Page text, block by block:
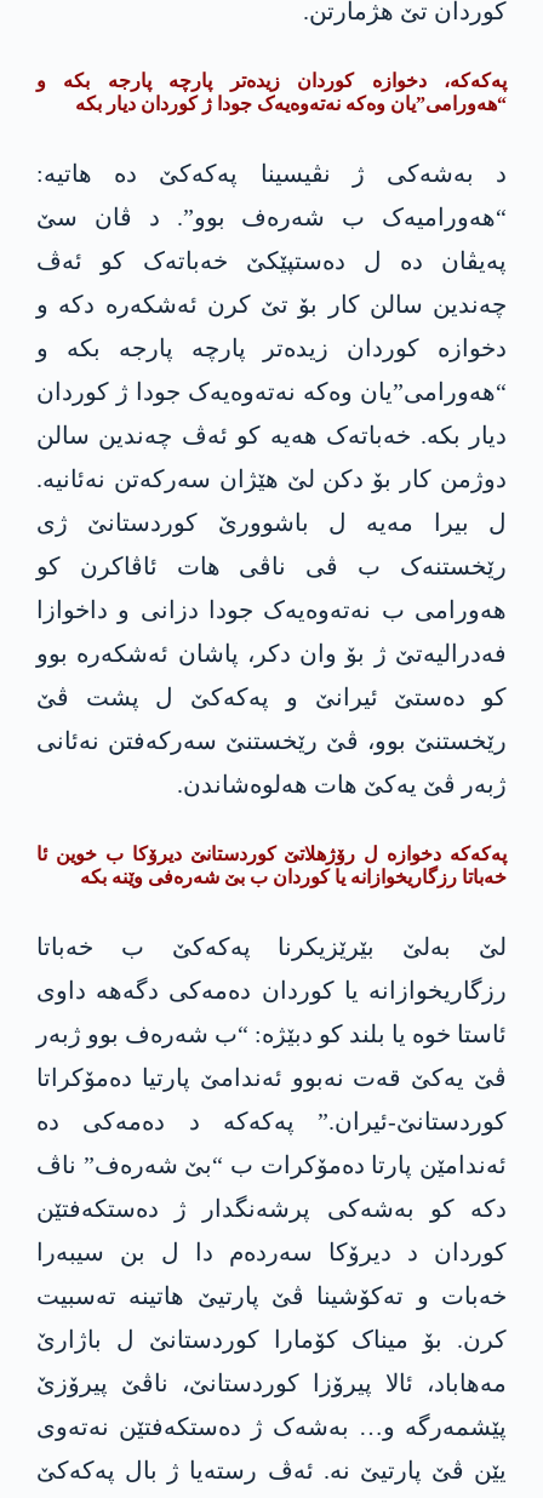
کوردان تێ هژمارتن.
پەکەکە، دخوازە کوردان زیدەتر پارچە پارجە بکە و
“هەورامی”یان وەکە نەتەوەیەک جودا ژ کوردان دیار بکە
د بەشەکی ژ نڤیسینا پەکەکێ دە هاتیە:
“هەورامیەک ب شەرەف بوو”. د ڤان سێ
پەیڤان دە ل دەستپێکێ خەباتەک کو ئەڤ
چەندین سالن کار بۆ تێ کرن ئەشکەرە دکە و
دخوازە کوردان زیدەتر پارچە پارجە بکە و
“هەورامی”یان وەکە نەتەوەیەک جودا ژ کوردان
دیار بکە. خەباتەک هەیە کو ئەڤ چەندین سالن
دوژمن کار بۆ دکن لێ هێژان سەرکەتن نەئانیە.
ل بیرا مەیە ل باشوورێ کوردستانێ ژی
رێخستنەک ب ڤی ناڤی هات ئاڤاکرن کو
هەورامی ب نەتەوەیەک جودا دزانی و داخوازا
فەدرالیەتێ ژ بۆ وان دکر، پاشان ئەشکەرە بوو
کو دەستێ ئیرانێ و پەکەکێ ل پشت ڤێ
رێخستنێ بوو، ڤێ رێخستنێ سەرکەفتن نەئانی
ژبەر ڤێ یەکێ هات هەلوەشاندن.
پەکەکە دخوازە ل رۆژهلاتێ کوردستانێ دیرۆکا ب خوین ئا
خەباتا رزگاریخوازانە یا کوردان ب بێ شەرەفی وێنە بکە
لێ بەلێ بێرێزیکرنا پەکەکێ ب خەباتا
رزگاریخوازانە یا کوردان دەمەکی دگەهە داوی
ئاستا خوە یا بلند کو دبێژە: “ب شەرەف بوو ژبەر
ڤێ یەکێ قەت نەبوو ئەندامێ پارتیا دەمۆکراتا
کوردستانێ-ئیران.” پەکەکە د دەمەکی دە
ئەندامێن پارتا دەمۆکرات ب “بێ شەرەف” ناڤ
دکە کو بەشەکی پرشەنگدار ژ دەستکەفتێن
کوردان د دیرۆکا سەردەم دا ل بن سیبەرا
خەبات و تەکۆشینا ڤێ پارتیێ هاتینە تەسبیت
کرن. بۆ میناک کۆمارا کوردستانێ ل باژارێ
مەهاباد، ئالا پیرۆزا کوردستانێ، ناڤێ پیرۆزێ
پێشمەرگە و… بەشەک ژ دەستکەفتێن نەتەوی
یێن ڤێ پارتیێ نە. ئەڤ رستەیا ژ بال پەکەکێ